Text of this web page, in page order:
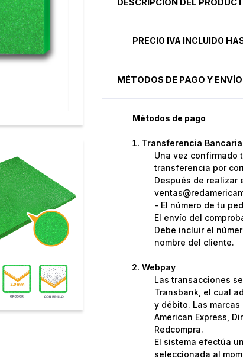
DESCRIPCIÓN DEL
PRECIO IVA INCLUIDO
MÉTODOS DE PAGO Y ENVÍO
Métodos de pago
Transferencia Bancaria
Una vez confirmado
transferencia por
Después de realizar
- El número de tu
El envío del
Debe incluir el
nombre del cliente.
Webpay
Las transacciones
Transbank, el cual
y débito. Las
American Express,
Redcompra.
El sistema efectúa
seleccionada al